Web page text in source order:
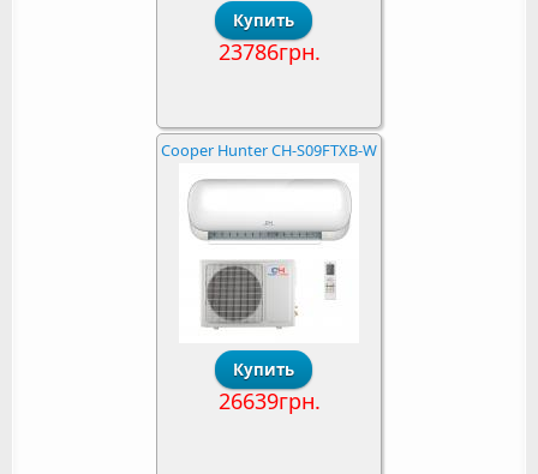
23786грн.
Cooper Hunter CH-S09FTXB-W
26639грн.